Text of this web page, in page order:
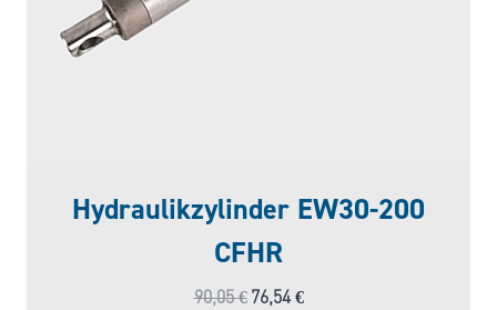
Hydraulikzylinder EW30-200
CFHR
90,05€ Ursprünglicher
76,54€Aktueller